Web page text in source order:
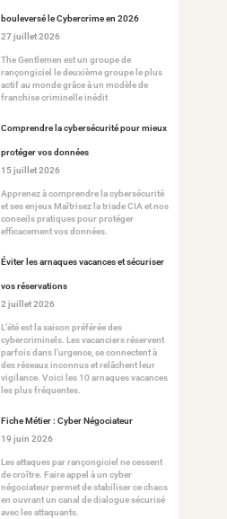
bouleversé le Cybercrime en 2026
27 juillet 2026
The Gentlemen est un groupe de
rançongiciel le deuxième groupe le plus
actif au monde grâce à un modèle de
franchise criminelle inédit
Comprendre la cybersécurité pour mieux
protéger vos données
15 juillet 2026
Apprenez à comprendre la cybersécurité
et ses enjeux Maîtrisez la triade CIA et nos
conseils pratiques pour protéger
efficacement vos données.
Éviter les arnaques vacances et sécuriser
vos réservations
2 juillet 2026
L’été est la saison préférée des
cybercriminels. Les vacanciers réservent
parfois dans l’urgence, se connectent à
des réseaux inconnus et relâchent leur
vigilance. Voici les 10 arnaques vacances
les plus fréquentes.
Fiche Métier : Cyber Négociateur
19 juin 2026
Les attaques par rançongiciel ne cessent
de croître. Faire appel à un cyber
négociateur permet de stabiliser ce chaos
en ouvrant un canal de dialogue sécurisé
avec les attaquants.